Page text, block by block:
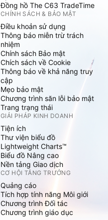
Đồng hồ The C63 TradeTime
CHÍNH SÁCH & BẢO MẬT
Điều khoản sử dụng
Thông báo miễn trừ trách
nhiệm
Chính sách Bảo mật
Chích sách về Cookie
Thông báo về khả năng truy
cập
Mẹo bảo mật
Chương trình săn lỗi bảo mật
Trang trạng thái
GIẢI PHÁP KINH DOANH
Tiện ích
Thư viện biểu đồ
Lightweight Charts™
Biểu đồ Nâng cao
Nền tảng Giao dịch
CƠ HỘI TĂNG TRƯỞNG
Quảng cáo
Tích hợp tính năng Môi giới
Chương trình Đối tác
Chương trình giáo dục